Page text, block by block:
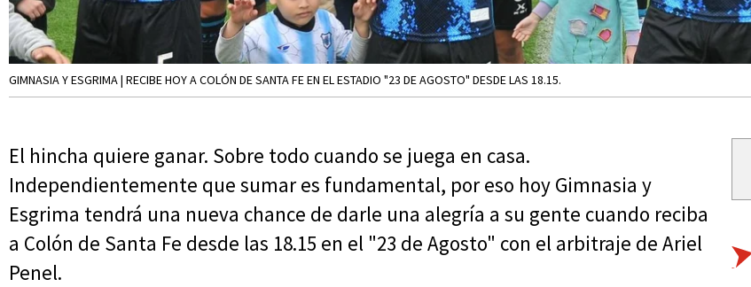
GIMNASIA Y ESGRIMA | RECIBE HOY A COLÓN DE SANTA FE EN EL ESTADIO "23 DE AGOSTO" DESDE LAS 18.15.
El hincha quiere ganar. Sobre todo cuando se juega en casa.
Independientemente que sumar es fundamental, por eso hoy Gimnasia y
Esgrima tendrá una nueva chance de darle una alegría a su gente cuando reciba
a Colón de Santa Fe desde las 18.15 en el "23 de Agosto" con el arbitraje de Ariel
Penel.